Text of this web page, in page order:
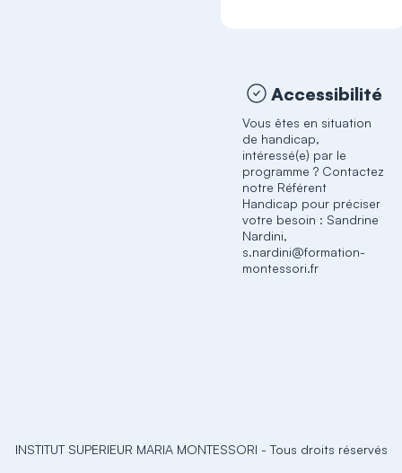
Accessibilité
Vous êtes en situation
de handicap,
intéressé(e) par le
programme ? Contactez
notre Référent
Handicap pour préciser
votre besoin : Sandrine
Nardini,
s.nardini@formation-
montessori.fr
INSTITUT SUPERIEUR MARIA MONTESSORI - Tous droits réservés